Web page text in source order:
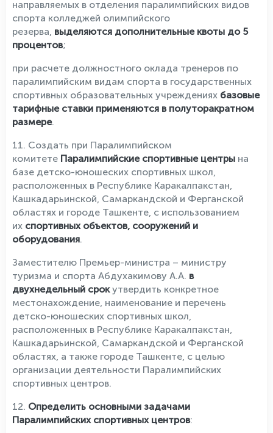
направляемых в отделения паралимпийских видов
спорта колледжей олимпийского
резерва, выделяются дополнительные квоты до 5
процентов;
при расчете должностного оклада тренеров по
паралимпийским видам спорта в государственных
спортивных образовательных учреждениях базовые
тарифные ставки применяются в полуторакратном
размере.
11. Создать при Паралимпийском
комитете Паралимпийские спортивные центры на
базе детско-юношеских спортивных школ,
расположенных в Республике Каракалпакстан,
Кашкадарьинской, Самаркандской и Ферганской
областях и городе Ташкенте, с использованием
их спортивных объектов, сооружений и
оборудования.
Заместителю Премьер-министра – министру
туризма и спорта Абдухакимову А.А. в
двухнедельный срокутвердить конкретное
местонахождение, наименование и перечень
детско-юношеских спортивных школ,
расположенных в Республике Каракалпакстан,
Кашкадарьинской, Самаркандской и Ферганской
областях, а также городе Ташкенте, с целью
организации деятельности Паралимпийских
спортивных центров.
12. Определить основными задачами
Паралимпийских спортивных центров: